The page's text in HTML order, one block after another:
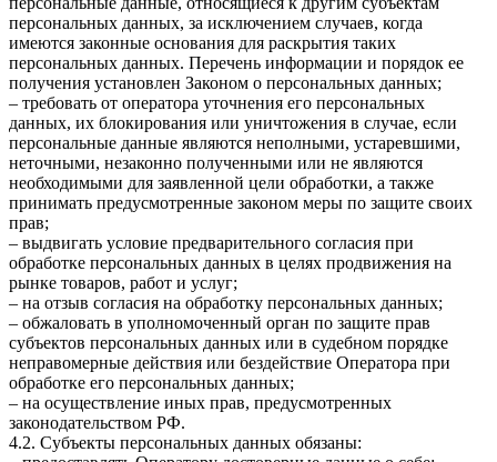
персональных данных, за исключением случаев, когда
имеются законные основания для раскрытия таких
персональных данных. Перечень информации и порядок ее
получения установлен Законом о персональных данных;
– требовать от оператора уточнения его персональных
данных, их блокирования или уничтожения в случае, если
персональные данные являются неполными, устаревшими,
неточными, незаконно полученными или не являются
необходимыми для заявленной цели обработки, а также
принимать предусмотренные законом меры по защите своих
прав;
– выдвигать условие предварительного согласия при
обработке персональных данных в целях продвижения на
рынке товаров, работ и услуг;
– на отзыв согласия на обработку персональных данных;
– обжаловать в уполномоченный орган по защите прав
субъектов персональных данных или в судебном порядке
неправомерные действия или бездействие Оператора при
обработке его персональных данных;
– на осуществление иных прав, предусмотренных
законодательством РФ.
4.2. Субъекты персональных данных обязаны: